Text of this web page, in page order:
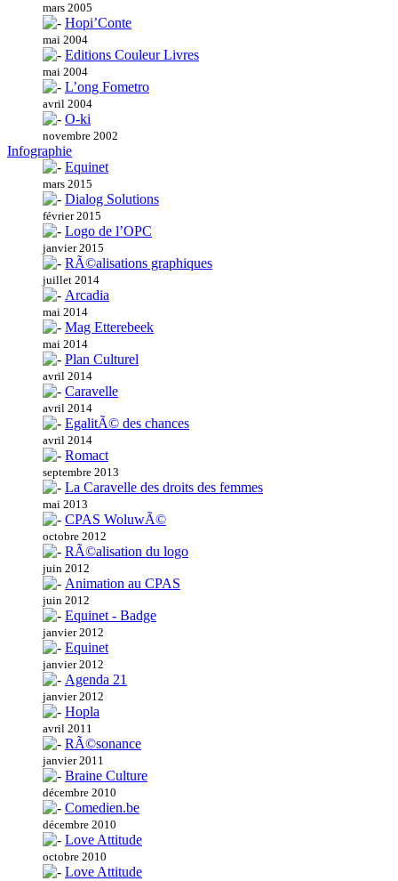
mars 2005
Hopi’Conte
mai 2004
Editions Couleur Livres
mai 2004
L’ong Fometro
avril 2004
O-ki
novembre 2002
Infographie
Equinet
mars 2015
Dialog Solutions
février 2015
Logo de l’OPC
janvier 2015
RÃ©alisations graphiques
juillet 2014
Arcadia
mai 2014
Mag Etterebeek
mai 2014
Plan Culturel
avril 2014
Caravelle
avril 2014
EgalitÃ© des chances
avril 2014
Romact
septembre 2013
La Caravelle des droits des femmes
mai 2013
CPAS WoluwÃ©
octobre 2012
RÃ©alisation du logo
juin 2012
Animation au CPAS
juin 2012
Equinet - Badge
janvier 2012
Equinet
janvier 2012
Agenda 21
janvier 2012
Hopla
avril 2011
RÃ©sonance
janvier 2011
Braine Culture
décembre 2010
Comedien.be
décembre 2010
Love Attitude
octobre 2010
Love Attitude